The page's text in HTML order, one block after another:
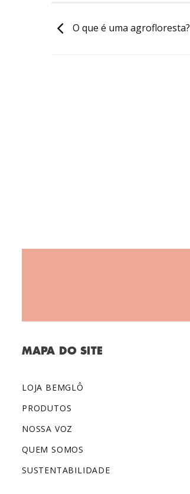
O que é uma agrofloresta?
MAPA DO SITE
LOJA BEMGLÔ
PRODUTOS
NOSSA VOZ
QUEM SOMOS
SUSTENTABILIDADE